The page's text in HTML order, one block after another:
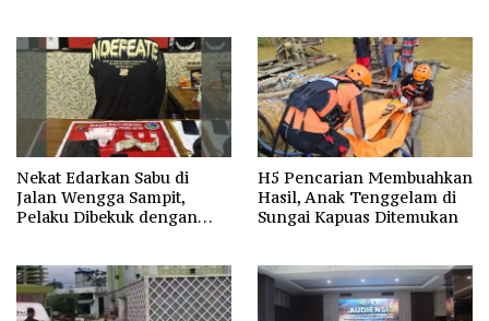
Nekat Edarkan Sabu di
Jalan Wengga Sampit,
Pelaku Dibekuk dengan
H5 Pencarian Membuahkan
Hasil, Anak Tenggelam di
Sungai Kapuas Ditemukan